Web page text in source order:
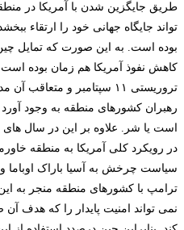
طریق جایگزین شدن با آمریکا در
تواند جایگاه جهانی خود را ارتقاء
بوده است. به این صورت که تمایل
کاهش نفوذ آمریکا هم زمان بوده
تروریستی ۱۱ سپتامبر و
رهبران کشورهای منطقه به وجود آورد
است یا شر. علاوه بر این در سال
در رویکرد کلی آمریکا به منطقه
سیاست چرخش به آسیا باراک اوباما و
ترامپ با کشورهای منطقه منجر به
نمی تواند امنیت پایدار را که هدف